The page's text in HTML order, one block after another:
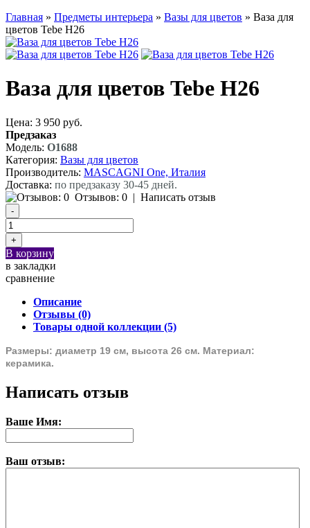
Главная » Предметы интерьера » Вазы для цветов » Ваза для
цветов Tebe H26
Ваза для цветов Tebe H26
Цена: 3 950 руб.
Предзаказ
Модель: O1688
Категория: Вазы для цветов
Производитель: MASCAGNI One, Италия
Доставка: по предзаказу 30-45 дней.
Отзывов: 0 | Написать отзыв
В корзину
в закладки
сравнение
Описание
Отзывы (0)
Товары одной коллекции (5)
Размеры: диаметр 19 см, высота 26 см. Материал:
керамика.
Написать отзыв
Ваше Имя:
Ваш отзыв: